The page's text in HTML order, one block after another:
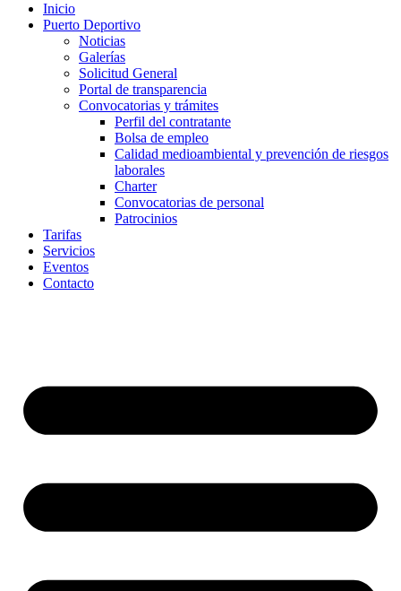
Inicio
Puerto Deportivo
Noticias
Galerías
Solicitud General
Portal de transparencia
Convocatorias y trámites
Perfil del contratante
Bolsa de empleo
Calidad medioambiental y prevención de riesgos
laborales
Charter
Convocatorias de personal
Patrocinios
Tarifas
Servicios
Eventos
Contacto